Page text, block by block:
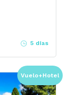
5 días
Vuelo+Hotel